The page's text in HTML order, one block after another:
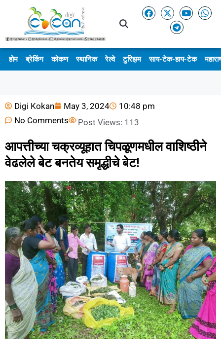
होम ब्रेकिंग कोकण स्थानिक रेल्वे टुरिझम साय-टेक-हाय-टेक
Digi Kokan May 3, 2024
10:48 pm
No Comments
Post Views: 113
आपत्तीच्या चक्रव्यूहात चिपळूणमधील वाशिष्ठीने
वेढलेले बेट बनतेय समृद्धीचे बेट!